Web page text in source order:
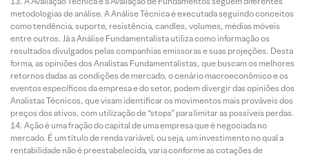
metodologias de análise. A Análise Técnica é executada seguindo conceitos
como tendência, suporte, resistência, candles, volumes, médias móveis
entre outros. Já a Análise Fundamentalista utiliza como informação os
resultados divulgados pelas companhias emissoras e suas projeções. Desta
forma, as opiniões dos Analistas Fundamentalistas, que buscam os melhores
retornos dadas as condições de mercado, o cenário macroeconômico e os
eventos específicos da empresa e do setor, podem divergir das opiniões dos
Analistas Técnicos, que visam identificar os movimentos mais prováveis dos
preços dos ativos, com utilização de “stops” para limitar as possíveis perdas.
Ação é uma fração do capital de uma empresa que é negociada no
mercado. É um título de renda variável, ou seja, um investimento no qual a
rentabilidade não é preestabelecida, varia conforme as cotações de